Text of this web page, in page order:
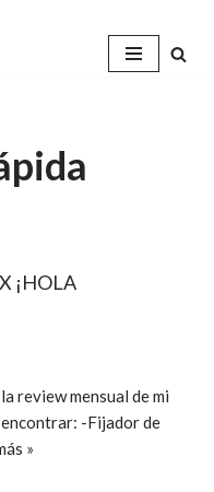
¡HOLA
review mensual de mi
-Fijador de
»